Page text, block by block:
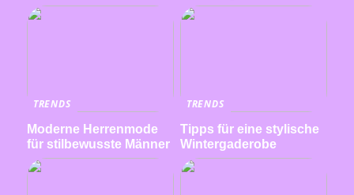
TRENDS
Moderne Herrenmode
für stilbewusste Männer
TRENDS
Tipps für eine stylische
Wintergaderobe